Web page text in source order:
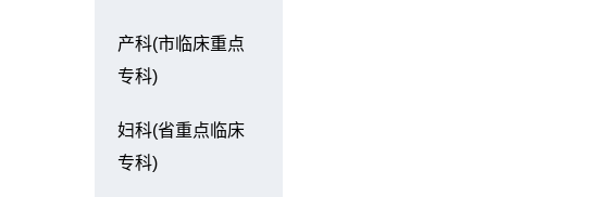
产科(市临床重点
专科)
妇科(省重点临床
专科)